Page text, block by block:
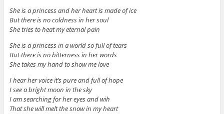
She is a princess and her heart is made of ice
But there is no coldness in her soul
She tries to heat my eternal pain
She is a princess in a world so full of tears
But there is no bitterness in her words
She takes my hand to show me love
I hear her voice it’s pure and full of hope
I see a bright moon in the sky
I am searching for her eyes and wih
That she will melt the snow in my heart